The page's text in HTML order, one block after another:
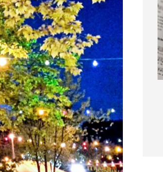
Niederrhein-Buch:
Eisvogelträume
11. März 2026